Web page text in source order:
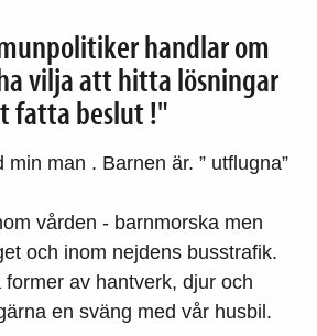
handlar om
vilja att hitta lösningar
fatta beslut !"
man . Barnen är. ” utflugna”
vården - barnmorska men
och inom nejdens busstrafik.
av hantverk, djur och
en sväng med vår husbil.